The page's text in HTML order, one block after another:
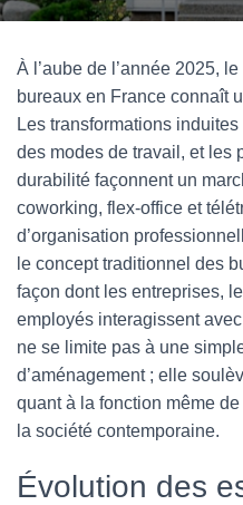
À l’aube de l’année 2025,
bureaux en France connaît
Les transformations
des modes de travail, et les
durabilité façonnent un
coworking, flex-office et
d’organisation
le concept traditionnel des
façon dont les entreprises,
employés interagissent
ne se limite pas à une
d’aménagement ; elle
quant à la fonction même
la société contemporaine.
Évolution des